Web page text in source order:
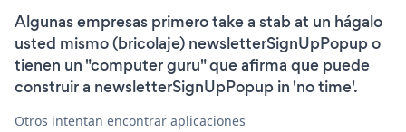
Algunas empresas primero take a stab at un hágalo
usted mismo (bricolaje) newsletterSignUpPopup o
tienen un "computer guru" que afirma que puede
construir a newsletterSignUpPopup in 'no time'.
Otros intentan encontrar aplicaciones